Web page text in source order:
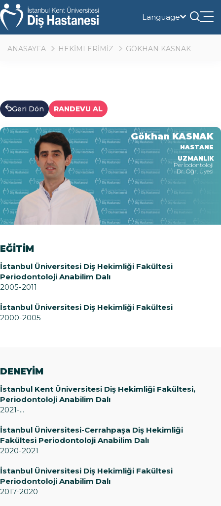
Language
ANASAYFA HEKİMLERİMİZ GÖKHAN KASNAK
Geri Dön RANDEVU AL
Gökhan KASNAK
HASTANE
UZMANLIK
Periodontoloji
Dr. Öğr. Üyesi
EĞİTİM
İstanbul Üniversitesi Diş Hekimliği Fakültesi
Periodontoloji Anabilim Dalı
2005-2011
İstanbul Üniversitesi Diş Hekimliği Fakültesi
2000-2005
DENEYİM
İstanbul Kent Üniversitesi Diş Hekimliği Fakültesi,
Periodontoloji Anabilim Dalı
2021-...
İstanbul Üniversitesi-Cerrahpaşa Diş Hekimliği
Fakültesi Periodontoloji Anabilim Dalı
2020-2021
İstanbul Üniversitesi Diş Hekimliği Fakültesi
Periodontoloji Anabilim Dalı
2017-2020